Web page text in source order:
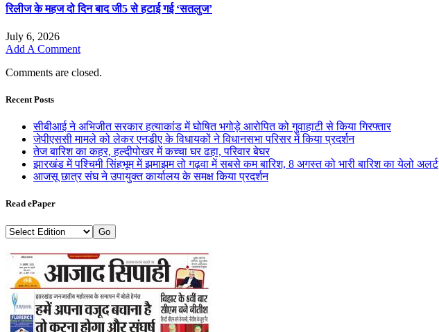
रिलीज के महज दो दिन बाद जी5 से हटाई गई ‘सतलुज’
July 6, 2026
Add A Comment
Comments are closed.
Recent Posts
सीबीआई ने अभिजीत सरकार हत्याकांड में घोषित भगोड़े आरोपित को गुवाहाटी से किया गिरफ्तार
जेपीएससी मामले को लेकर एनडीए के विधायकों ने विधानसभा परिसर में किया प्रदर्शन
तेज बारिश का कहर, हल्दीपोखर में कच्चा घर ढहा, परिवार बेघर
झारखंड में पश्चिमी सिंहभूम में झमाझम तो गढ़वा में सबसे कम बारिश, 8 अगस्त को भारी बारिश का येलो अलर्ट
आजसू छात्र संघ ने उपायुक्त कार्यालय के समक्ष किया प्रदर्शन
Read ePaper